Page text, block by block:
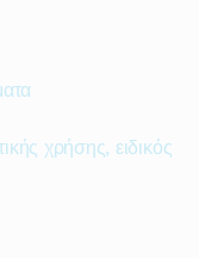
χρήσης, ειδικός